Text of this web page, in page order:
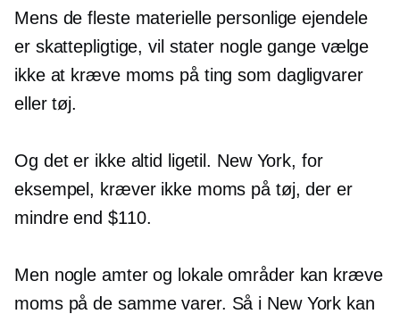
Mens de fleste materielle personlige ejendele
er skattepligtige, vil stater nogle gange vælge
ikke at kræve moms på ting som dagligvarer
eller tøj.
Og det er ikke altid ligetil. New York, for
eksempel, kræver ikke moms på tøj, der er
mindre end $110.
Men nogle amter og lokale områder kan kræve
moms på de samme varer. Så i New York kan